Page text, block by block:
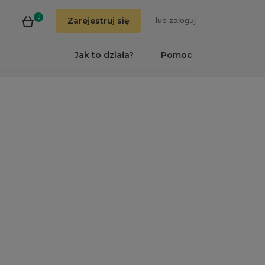
0 Zarejestruj się lub zaloguj
Pomoc
Jak to działa?